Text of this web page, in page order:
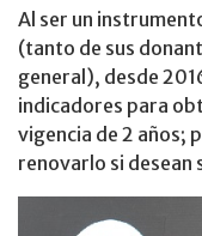
Al ser un
(tanto de sus
general), desde
indicadores para
vigencia de 2 años;
renovarlo si desean